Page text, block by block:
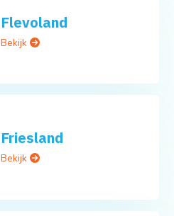
Flevoland
Bekijk
Friesland
Bekijk